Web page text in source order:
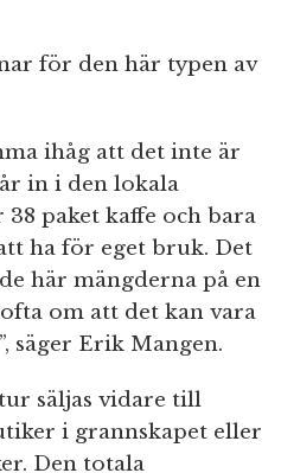
för den här typen av
ihåg att det inte är
in i den lokala
paket kaffe och bara
ha för eget bruk. Det
här mängderna på en
om att det kan vara
säger Erik Mangen.
säljas vidare till
i grannskapet eller
Den totala